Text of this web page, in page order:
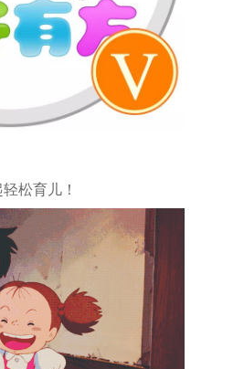
松育儿！